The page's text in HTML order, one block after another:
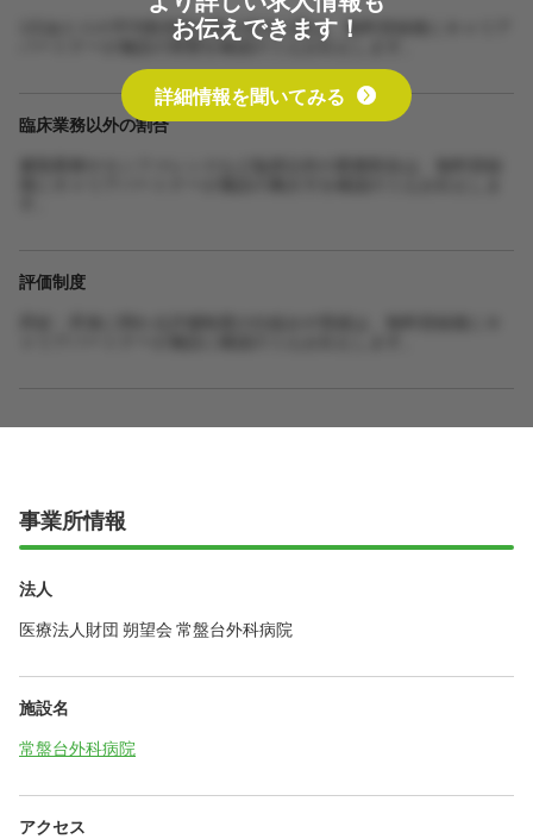
1日あたりの平均取得単位数や担当人数は、無料登録後にキャリア
パートナーが施設の実態を確認のうえお伝えします。
臨床業務以外の割合
評価制度
お伝えできます！
詳細情報を聞いてみる
事業所情報
法人
医療法人財団 朔望会 常盤台外科病院
施設名
常盤台外科病院
アクセス